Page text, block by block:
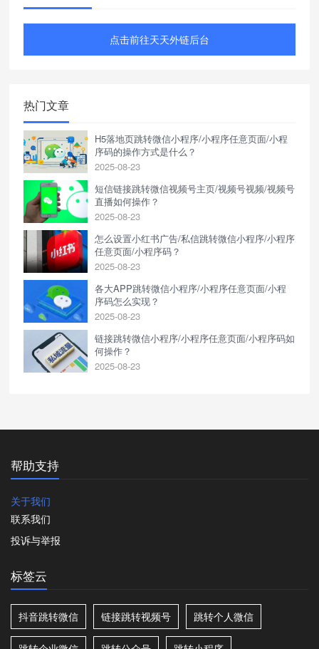
点击前往天天外链后台
热门文章
H5落地页跳转微信小程序/小程序任意页面/小程
序码的操作方式是什么？
2025-08-23
短信链接跳转微信视频号主页/视频号视频/视频号
直播如何操作？
2025-08-23
怎么设置小红书广告/私信跳转微信小程序/小程序
任意页面/小程序码？
2025-08-23
各大APP跳转微信小程序/小程序任意页面/小程
序码怎么实现？
2025-08-23
链接跳转微信小程序/小程序任意页面/小程序码如
何操作？
2025-08-23
帮助支持
关于我们
联系我们
投诉与举报
标签云
抖音跳转微信 链接跳转视频号 跳转个人微信